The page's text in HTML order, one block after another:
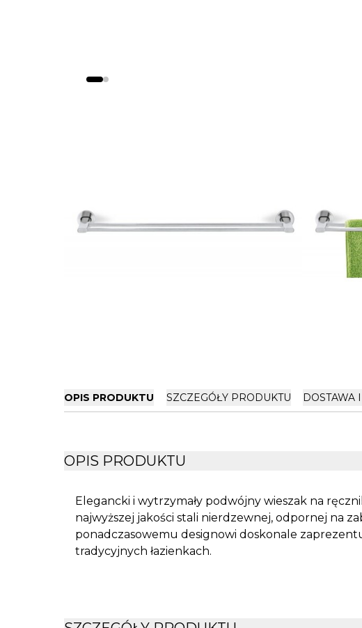
OPIS PRODUKTU SZCZEGÓŁY PRODUKTU DOSTAWA
OPIS PRODUKTU
Elegancki i wytrzymały podwójny wieszak na
najwyższej jakości stali nierdzewnej, odpornej na
ponadczasowemu designowi doskonale
tradycyjnych łazienkach.